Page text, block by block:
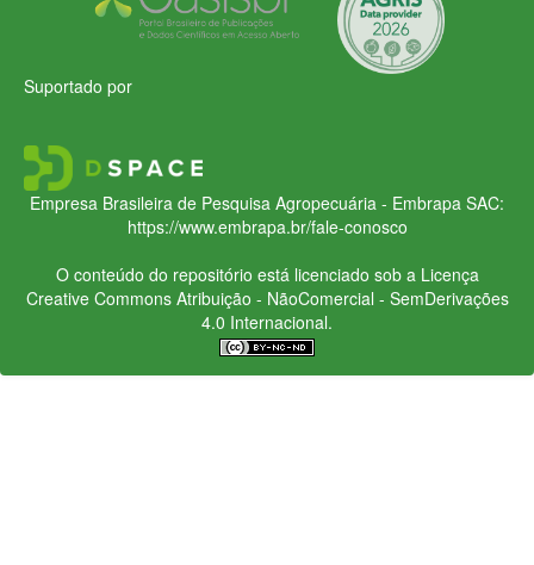
Suportado por
Empresa Brasileira de Pesquisa Agropecuária - Embrapa SAC:
https://www.embrapa.br/fale-conosco
O conteúdo do repositório está licenciado sob a Licença
Creative CommonsAtribuição - NãoComercial - SemDerivações
4.0 Internacional.